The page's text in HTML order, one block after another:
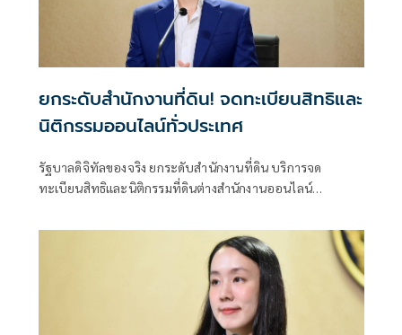
ยกระดับสำนักงานที่ดิน! จดทะเบียนสิทธิและ
นิติกรรมออนไลน์ทั่วประเทศ
รัฐบาลดิจิทัลของจริง ยกระดับสำนักงานที่ดิน บริการจด
ทะเบียนสิทธิและนิติกรรมที่ดินต่างสำนักงานออนไลน์
กทม.เป็นสำนักงานที่ดินอิเล็กทรอนิกส์ทั้งระบบ